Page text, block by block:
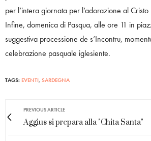
per l’intera giornata per l’adorazione al
Infine, domenica di Pasqua, alle ore 11 in
suggestiva processione de s’Incontru,
celebrazione pasquale iglesiente.
TAGS: EVENTI SARDEGNA
PREVIOUS ARTICLE
Aggius si prepara alla "Chita Santa"